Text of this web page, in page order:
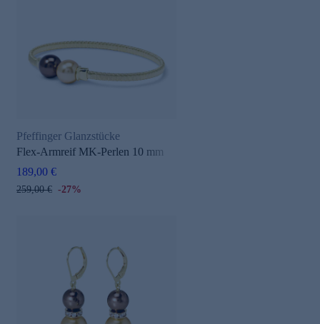
Pfeffinger Glanzstücke
Flex-Armreif MK-Perlen 10 mm
189,00 €
259,00 € -27%